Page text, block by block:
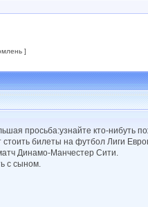
]
просьба:узнайте кто-нибуть
стоить билеты на футбол Лиги
Динамо-Манчестер Сити.
с сыном.